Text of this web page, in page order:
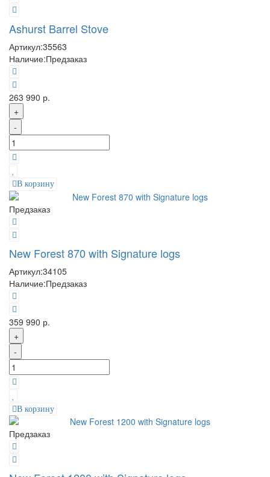
Ashurst Barrel Stove
Артикул:35563
Наличие:Предзаказ
263 990 р.
+
-
В корзину
Предзаказ
New Forest 870 with Signature logs
Артикул:34105
Наличие:Предзаказ
359 990 р.
+
-
В корзину
Предзаказ